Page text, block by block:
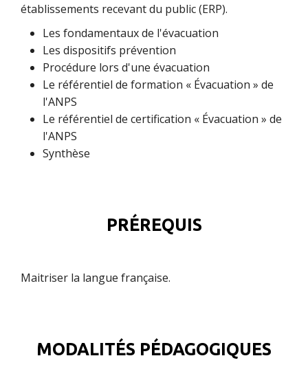
établissements recevant du public (ERP).
Les fondamentaux de l'évacuation
Les dispositifs prévention
Procédure lors d'une évacuation
Le référentiel de formation « Évacuation » de
l'ANPS
Le référentiel de certification « Évacuation » de
l'ANPS
Synthèse
PRÉREQUIS
Maitriser la langue française.
MODALITÉS PÉDAGOGIQUES